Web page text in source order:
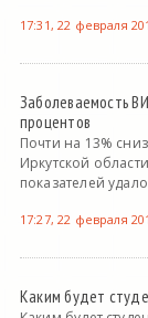
17:31, 22 февраля
Заболеваемость
процентов
Почти на 13%
Иркутской
показателей
17:27, 22 февраля
Каким будет